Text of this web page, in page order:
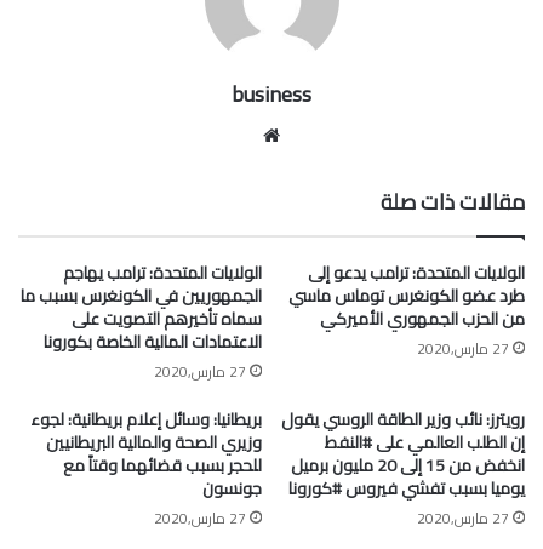
business
مقالات ذات صلة
الولايات المتحدة: ترامب يدعو إلى
طرد عضو الكونغرس توماس ماسي
من الحزب الجمهوري الأميركي
27 مارس,2020
الولايات المتحدة: ترامب يهاجم
الجمهوريين في الكونغرس بسبب ما
سماه تأخيرهم التصويت على
الاعتمادات المالية الخاصة بكورونا
27 مارس,2020
رويترز: نائب وزير الطاقة الروسي يقول
إن الطلب العالمي على #النفط
انخفض من 15 إلى 20 مليون برميل
يوميا بسبب تفشي فيروس #كورونا
27 مارس,2020
بريطانيا: وسائل إعلام بريطانية: لجوء
وزيري الصحة والمالية البريطانيين
للحجر بسبب قضائهما وقتاً مع
جونسون
27 مارس,2020